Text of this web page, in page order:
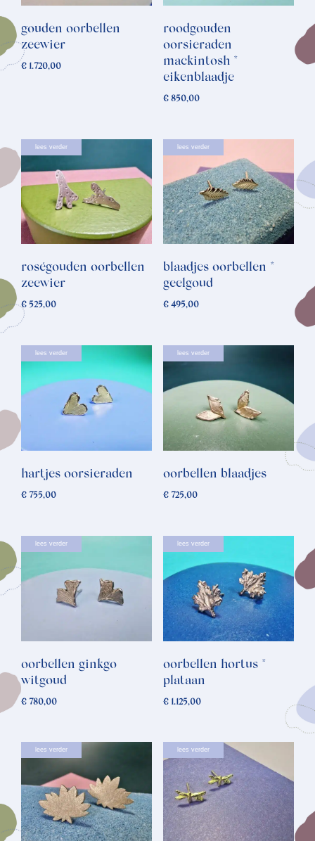
gouden oorbellen
zeewier
€ 1.720,00
roodgouden
oorsieraden
mackintosh *
eikenblaadje
€850,00
lees verder
roségouden oorbellen
zeewier
€ 525,00
lees verder
blaadjes oorbellen *
geelgoud
€495,00
lees verder
hartjes oorsieraden
€ 755,00
lees verder
oorbellen blaadjes
€725,00
lees verder
oorbellen ginkgo
witgoud
€ 780,00
lees verder
oorbellen hortus *
plataan
€1.125,00
lees verder lees verder